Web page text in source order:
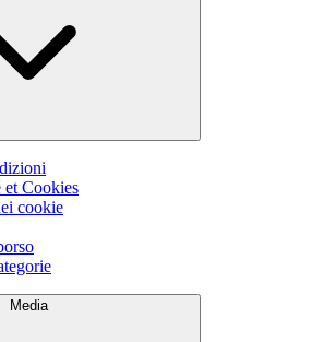
Cookies
cookie
Media